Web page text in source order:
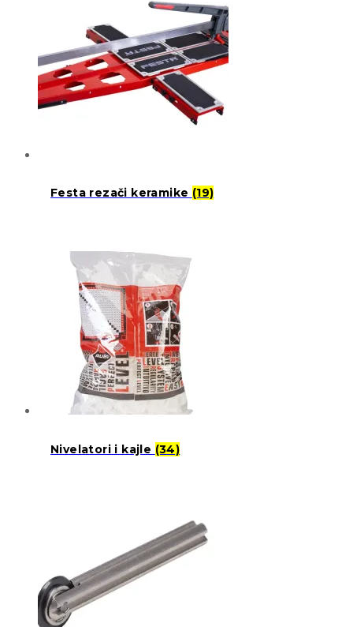
Festa rezači keramike (19)
Nivelatori i kajle (34)